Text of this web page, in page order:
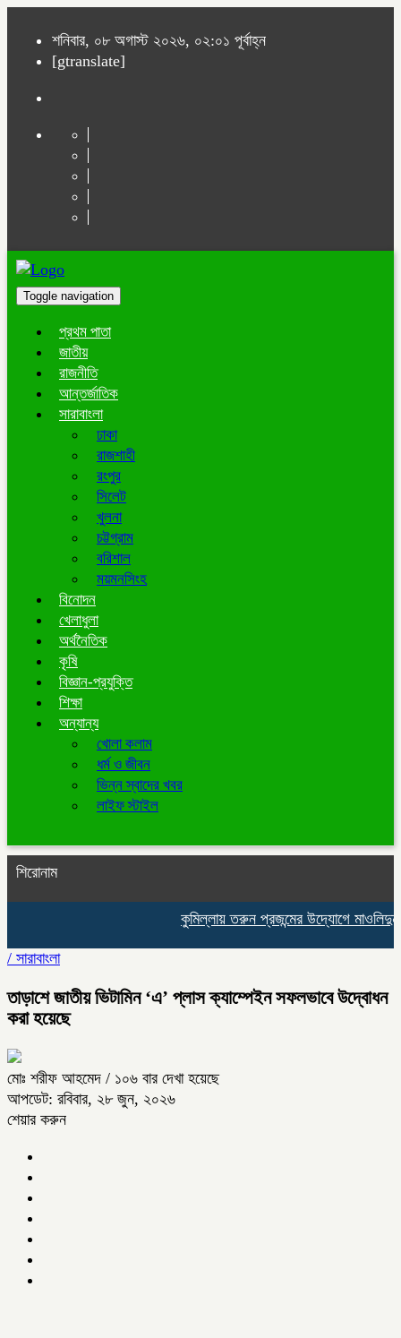
শনিবার, ০৮ অগাস্ট ২০২৬, ০২:০১ পূর্বাহ্ন
[gtranslate]
Toggle navigation
প্রথম পাতা
জাতীয়
রাজনীতি
আন্তর্জাতিক
সারাবাংলা
ঢাকা
রাজশাহী
রংপুর
সিলেট
খুলনা
চট্টগ্রাম
বরিশাল
ময়মনসিংহ
বিনোদন
খেলাধুলা
অর্থনৈতিক
কৃষি
বিজ্ঞান-প্রযুক্তি
শিক্ষা
অন্যান্য
খোলা কলাম
ধর্ম ও জীবন
ভিন্ন স্বাদের খবর
লাইফ স্টাইল
শিরোনাম
কুমিল্লায় তরুন প্রজন্মের উদ্যোগে
/ সারাবাংলা
তাড়াশে জাতীয় ভিটামিন ‘এ’ প্লাস ক্যাম্পেইন সফলভাবে উদ্বোধন
করা হয়েছে
মোঃ শরীফ আহমেদ / ১০৬ বার দেখা হয়েছে
আপডেট: রবিবার, ২৮ জুন, ২০২৬
শেয়ার করুন